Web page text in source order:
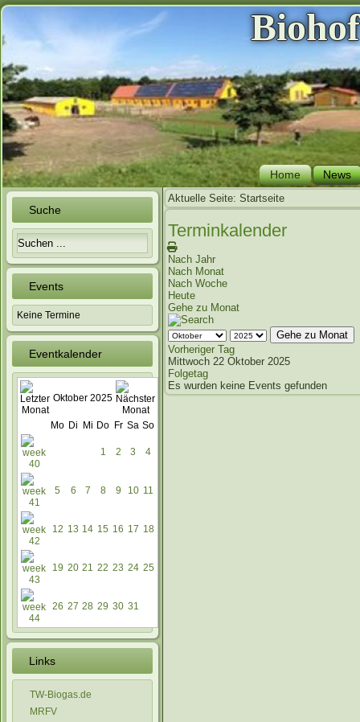
Home News
Suche
Events
Keine Termine
Eventkalender
Oktober 2025
Mo Di Mi Do Fr Sa So
1 2 3 4
5 6 7 8 9 10 11
12 13 14 15 16 17 18
19 20 21 22 23 24 25
26 27 28 29 30 31
Links
TW-Biogas.de
MRFV
Aktuelle Seite: Startseite
Terminkalender
Nach Jahr
Nach Monat
Nach Woche
Heute
Gehe zu Monat
Gehe zu Monat
Vorheriger Tag
Mittwoch 22 Oktober 2025
Folgetag
Es wurden keine Events gefunden